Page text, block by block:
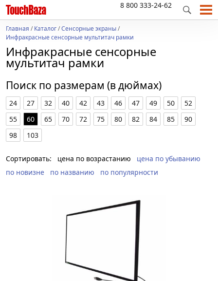
8 800 333-24-62
Главная /Каталог/Сенсорные экраны/
Инфракрасные сенсорные мультитач рамки
Инфракрасные сенсорные
мультитач рамки
Поиск по размерам (в дюймах)
24 27 32 40 42 43 46 47 49 50
52
55
60 65 70 72 75 80 82 84 85
90
98
103
Сортировать: цена по возрастанию
цена по убыванию
по новизне
по названию по популярности